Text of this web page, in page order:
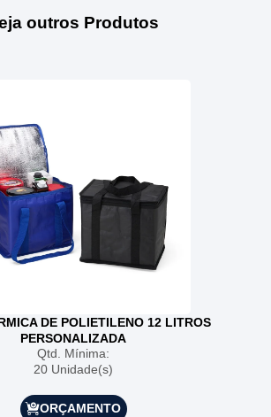
outros Produtos
DE POLIETILENO 12 LITROS
PERSONALIZADA
Qtd. Mínima:
20 Unidade(s)
ORÇAMENTO